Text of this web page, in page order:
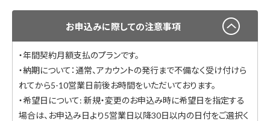
お申込みに際しての注意事項
・年間契約月額支払のプランです。
・納期について：通常、アカウントの発行まで不備なく受け付けら
れてから5-10営業日前後お時間をいただいております。
・希望日について: 新規・変更のお申込み時に希望日を指定する
場合は、お申込み日より5営業日以降30日以内の日付をご選択く